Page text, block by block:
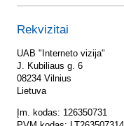
Rekvizitai
UAB "Interneto vizija"
J. Kubiliaus g. 6
08234 Vilnius
Lietuva
Įm. kodas: 126350731